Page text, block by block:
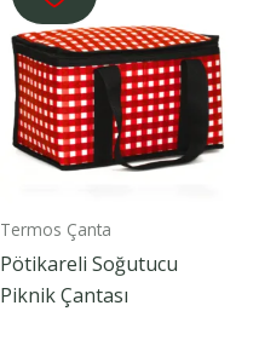
Termos Çanta
Pötikareli Soğutucu
Piknik Çantası